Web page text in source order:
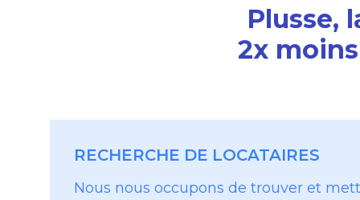
Plusse,
2x
RECHERCHE DE LOCATAIRES
Nous nous occupons de trouver et